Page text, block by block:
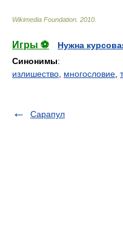
Wikimedia Foundation 2010
Игры ⚽
Нужна
Синонимы:
излишество многословие
Сарапул